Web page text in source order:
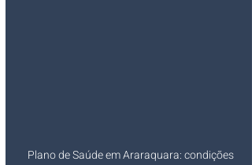
Plano de Saúde em Araraquara: condições